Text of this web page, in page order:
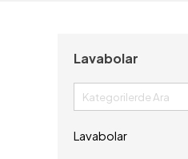
Lavabolar
Lavabolar